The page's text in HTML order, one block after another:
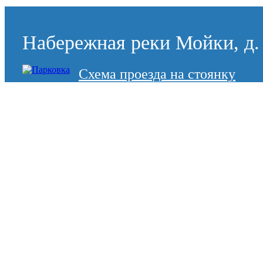
Набережная реки Мойки,
Схема проезда на стоянку